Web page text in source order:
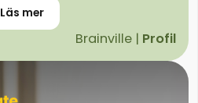
Läs mer
Brainville | Profil